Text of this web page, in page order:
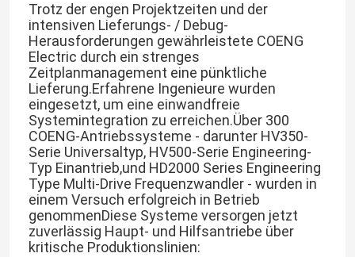
Trotz der engen Projektzeiten und der
intensiven Lieferungs- / Debug-
Herausforderungen gewährleistete COENG
Electric durch ein strenges
Zeitplanmanagement eine pünktliche
Lieferung.Erfahrene Ingenieure wurden
eingesetzt, um eine einwandfreie
Systemintegration zu erreichen.Über 300
COENG-Antriebssysteme - darunter HV350-
Serie Universaltyp, HV500-Serie Engineering-
Typ Einantrieb,und HD2000 Series Engineering
Type Multi-Drive Frequenzwandler - wurden in
einem Versuch erfolgreich in Betrieb
genommenDiese Systeme versorgen jetzt
zuverlässig Haupt- und Hilfsantriebe über
kritische Produktionslinien: